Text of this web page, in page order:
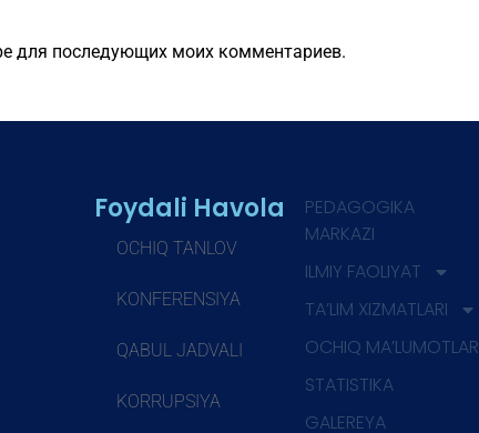
для последующих моих комментариев.
Foydali Havola
OCHIQ TANLOV
KONFERENSIYA
QABUL JADVALI
KORRUPSIYA
PEDAGOGIKA
MARKAZI
ILMIY FAOLIYAT
TA’LIM XIZMATLARI
OCHIQ MA’LUMOTLAR
STATISTIKA
GALEREYA